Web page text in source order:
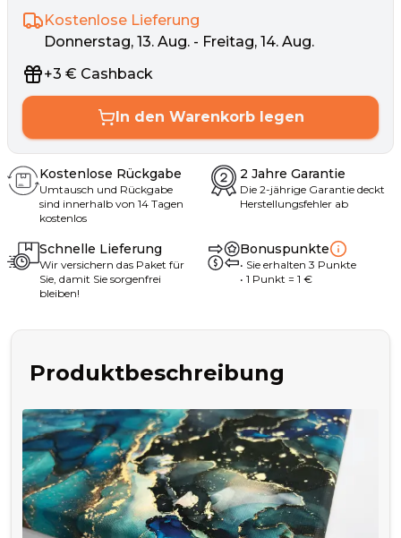
Kostenlose Lieferung
Donnerstag, 13. Aug. - Freitag, 14. Aug.
+3 € Cashback
In den Warenkorb legen
Kostenlose Rückgabe
Umtausch und Rückgabe
sind innerhalb von 14 Tagen
kostenlos
2 Jahre Garantie
Die 2-jährige Garantie deckt
Herstellungsfehler ab
Schnelle Lieferung
Wir versichern das Paket für
Sie, damit Sie sorgenfrei
bleiben!
Bonuspunkte
• Sie erhalten 3 Punkte
• 1 Punkt = 1 €
Produktbeschreibung